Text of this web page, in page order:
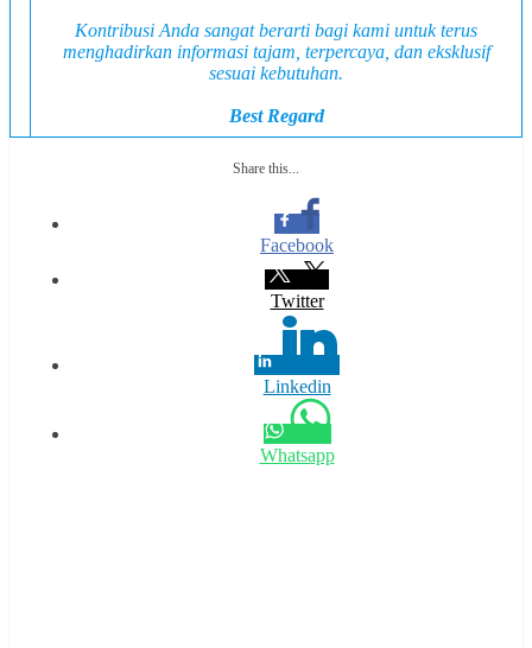
Kontribusi Anda sangat berarti bagi kami untuk terus
menghadirkan informasi tajam, terpercaya, dan eksklusif
sesuai kebutuhan.
Best Regard
Share this...
Facebook
Twitter
Linkedin
Whatsapp